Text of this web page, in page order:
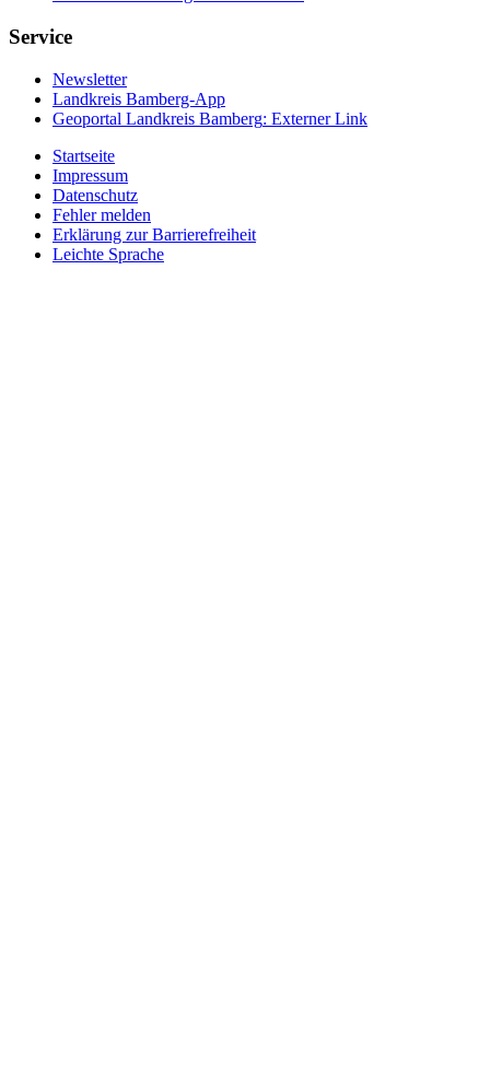
Service
Newsletter
Landkreis Bamberg-App
Geoportal Landkreis Bamberg: Externer Link
Startseite
Impressum
Datenschutz
Fehler melden
Erklärung zur Barrierefreiheit
Leichte Sprache